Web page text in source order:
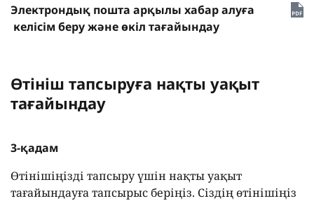
Электрондық пошта арқылы хабар алуға
келісім беру және өкіл тағайындау
Өтініш тапсыруға нақты уақыт
тағайындау
3-қадам
Өтінішіңізді тапсыру үшін нақты уақыт
тағайындауға тапсырыс беріңіз. Сіздің өтінішіңіз